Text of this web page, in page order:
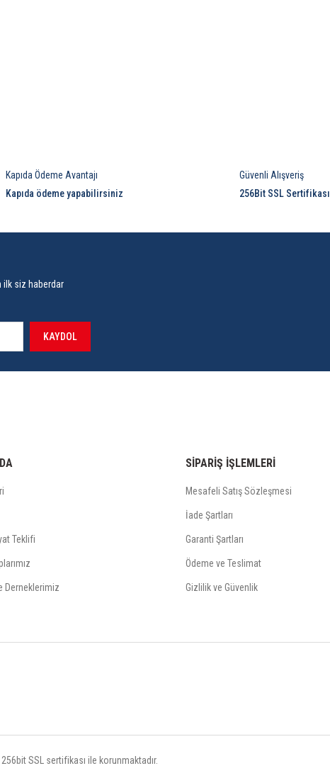
Kapıda Ödeme Avantajı
Kapıda ödeme yapabilirsiniz
Güvenli Alışveriş
256Bit SSL Sertifikası
ilk siz haberdar
KAYDOL
Teklifi
Derneklerimiz
SİPARİŞ İŞLEMLERİ
Mesafeli Satış Sözleşmesi
İade Şartları
Garanti Şartları
Ödeme ve Teslimat
Gizlilik ve Güvenlik
SSL sertifikası ile korunmaktadır.